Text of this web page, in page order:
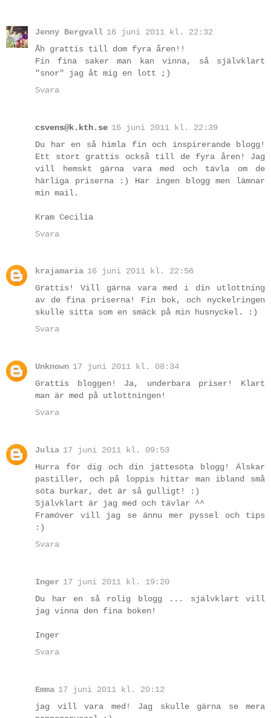
Jenny Bergvall 16 juni 2011 kl. 22:32
Åh grattis till dom fyra åren!!
Fin fina saker man kan vinna, så självklart
"snor" jag åt mig en lott ;)
Svara
csvens@k.kth.se 16 juni 2011 kl. 22:39
Du har en så himla fin och inspirerande blogg!
Ett stort grattis också till de fyra åren! Jag
vill hemskt gärna vara med och tävla om de
härliga priserna :) Har ingen blogg men lämnar
min mail.
Kram Cecilia
Svara
krajamaria 16 juni 2011 kl. 22:56
Grattis! Vill gärna vara med i din utlottning
av de fina priserna! Fin bok, och nyckelringen
skulle sitta som en smäck på min husnyckel. :)
Svara
Unknown 17 juni 2011 kl. 08:34
Grattis bloggen! Ja, underbara priser! Klart
man är med på utlottningen!
Svara
Julia 17 juni 2011 kl. 09:53
Hurra för dig och din jättesöta blogg! Älskar
pastiller, och på loppis hittar man ibland små
söta burkar, det är så gulligt! :)
Självklart är jag med och tävlar ^^
Framöver vill jag se ännu mer pyssel och tips
:)
Svara
Inger 17 juni 2011 kl. 19:20
Du har en så rolig blogg ... självklart vill
jag vinna den fina boken!
Inger
Svara
Emma 17 juni 2011 kl. 20:12
jag vill vara med! Jag skulle gärna se mera